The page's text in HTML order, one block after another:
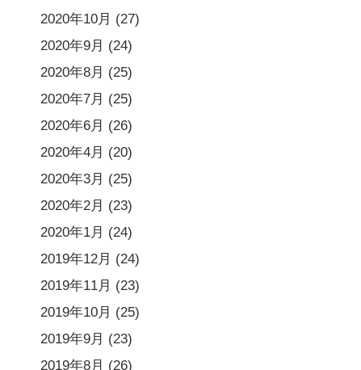
2020年10月 (27)
2020年9月 (24)
2020年8月 (25)
2020年7月 (25)
2020年6月 (26)
2020年4月 (20)
2020年3月 (25)
2020年2月 (23)
2020年1月 (24)
2019年12月 (24)
2019年11月 (23)
2019年10月 (25)
2019年9月 (23)
2019年8月 (26)